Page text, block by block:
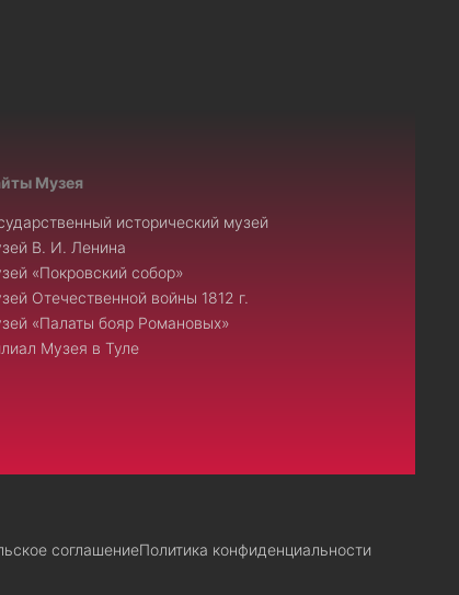
Музея
исторический музей
В. И. Ленина
«Покровский собор»
Отечественной войны 1812 г.
«Палаты бояр Романовых»
Музея в Туле
соглашениеПолитика конфиденциальности